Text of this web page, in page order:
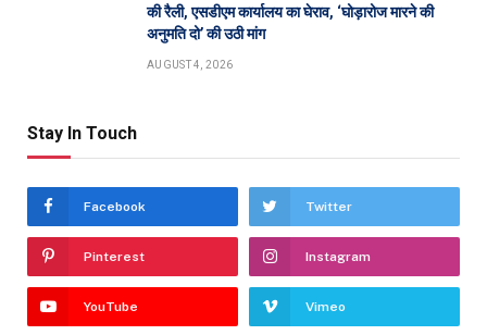
की रैली, एसडीएम कार्यालय का घेराव, ‘घोड़ारोज मारने की
अनुमति दो’ की उठी मांग
AUGUST 4, 2026
Stay In Touch
Facebook Twitter
Pinterest Instagram
YouTube Vimeo